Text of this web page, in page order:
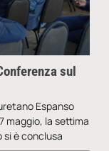
sul
Espanso
maggio, la settima
si è conclusa